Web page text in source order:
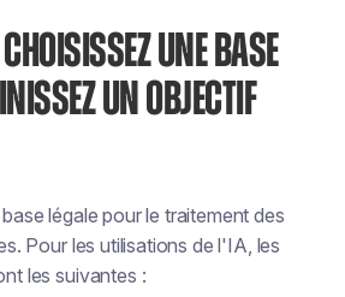
UNE BASE
UN OBJECTIF
légale pour le traitement des
Pour les utilisations de l'IA, les
les suivantes :